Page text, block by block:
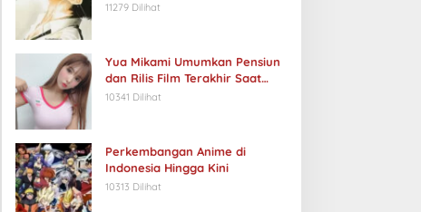
11279 Dilihat
Yua Mikami Umumkan Pensiun
dan Rilis Film Terakhir Saat
Ulang Tahun
10341 Dilihat
Perkembangan Anime di
Indonesia Hingga Kini
10313 Dilihat